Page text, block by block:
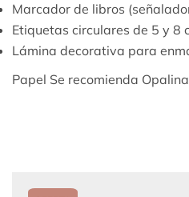
Marcador de libros
Etiquetas circulares de 5 y 8
Lámina decorativa para
Papel Se recomienda